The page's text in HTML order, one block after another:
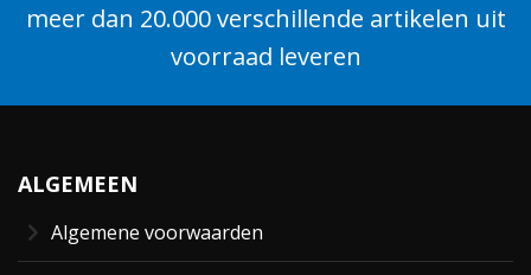
meer dan 20.000 verschillende artikelen uit
voorraad leveren
ALGEMEEN
Algemene voorwaarden